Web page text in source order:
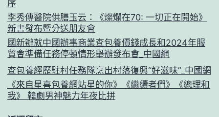
序
李秀傳醫院供膳玉云：《燦爛在70: 一切正在開始》
新書發布暨分送朋友會
國新辦就中國辦事商業查包養價錢成長和2024年服
貿會準備任務停頓情形舉辦發布會_中國網
查包養經歷駐村任務隊烹出村落復興“好滋味”_中國網
《來自星喜包養網站星的你》《繼續者們》《總理和
我》 韓劇男神魅力年夜比拼